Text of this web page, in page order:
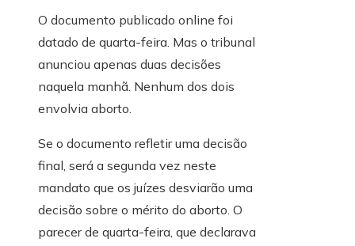
O documento publicado online foi
datado de quarta-feira. Mas o tribunal
anunciou apenas duas decisões
naquela manhã. Nenhum dos dois
envolvia aborto.
Se o documento refletir uma decisão
final, será a segunda vez neste
mandato que os juízes desviarão uma
decisão sobre o mérito do aborto. O
parecer de quarta-feira, que declarava